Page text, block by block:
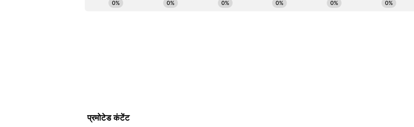
2160Kg गोल्ड!
Thalapathy Vijay और Trisha Krishnan तमिल सिनेमा की सबसे पसंदीदा ऑन-स्क्रीन